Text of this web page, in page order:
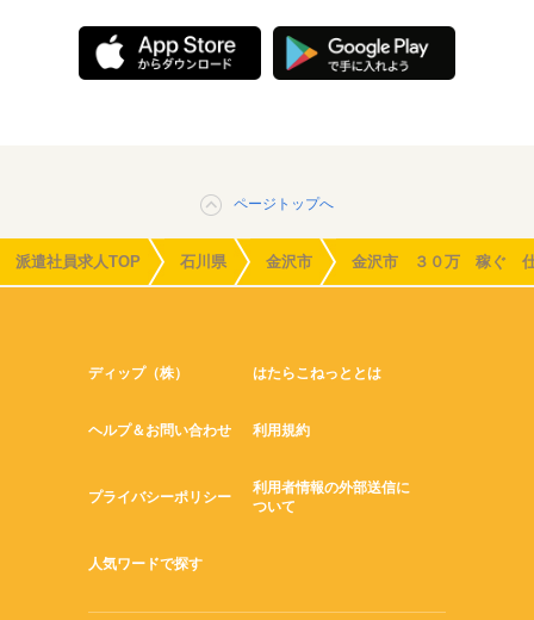
ページトップへ
派遣社員求人TOP 石川県 金沢市 金沢市 ３０万 稼ぐ
ディップ（株） はたらこねっととは
ヘルプ＆お問い合わせ 利用規約
プライバシーポリシー
利用者情報の外部送信に
ついて
人気ワードで探す